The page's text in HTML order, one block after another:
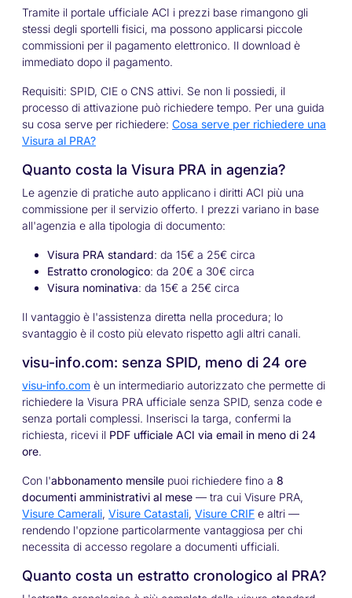
Tramite il portale ufficiale ACI i prezzi base rimangono gli
stessi degli sportelli fisici, ma possono applicarsi piccole
commissioni per il pagamento elettronico. Il download è
immediato dopo il pagamento.
Requisiti: SPID, CIE o CNS attivi. Se non li possiedi, il
processo di attivazione può richiedere tempo. Per una guida
su cosa serve per richiedere: Cosa serve per richiedere una
Visura al PRA?
Quanto costa la Visura PRA in agenzia?
Le agenzie di pratiche auto applicano i diritti ACI più una
commissione per il servizio offerto. I prezzi variano in base
all'agenzia e alla tipologia di documento:
Visura PRA standard: da 15€ a 25€ circa
Estratto cronologico: da 20€ a 30€ circa
Visura nominativa: da 15€ a 25€ circa
Il vantaggio è l'assistenza diretta nella procedura; lo
svantaggio è il costo più elevato rispetto agli altri canali.
visu-info.com: senza SPID, meno di 24 ore
visu-info.com è un intermediario autorizzato che permette di
richiedere la Visura PRA ufficiale senza SPID, senza code e
senza portali complessi. Inserisci la targa, confermi la
richiesta, ricevi il PDF ufficiale ACI via email in meno di 24
ore.
Con l'abbonamento mensile puoi richiedere fino a 8
documenti amministrativi al mese — tra cui Visure PRA,
Visure Camerali, Visure Catastali, Visure CRIF e altri —
rendendo l'opzione particolarmente vantaggiosa per chi
necessita di accesso regolare a documenti ufficiali.
Quanto costa un estratto cronologico al PRA?